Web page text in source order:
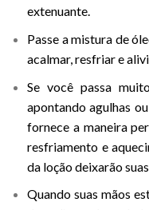
extenuante.
Passe a mistura de
acalmar, resfriar e
Se você passa
apontando agulhas
fornece a maneira
resfriamento e
da loção deixarão
Quando suas mãos